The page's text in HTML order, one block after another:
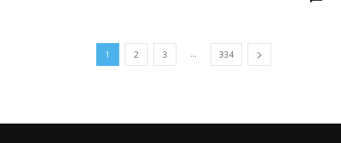
1 2 3 ... 334